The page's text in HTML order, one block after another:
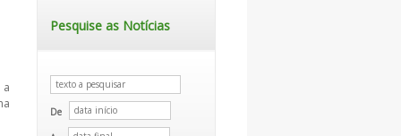
a
Pesquise as Notícias
De